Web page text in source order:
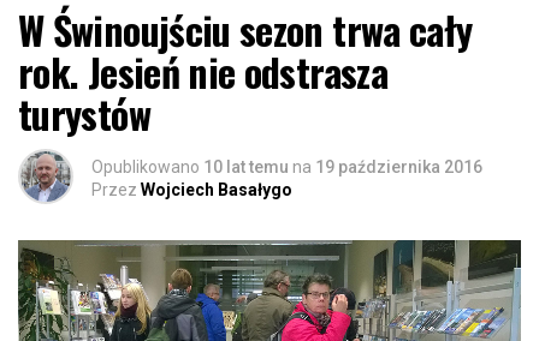
W Świnoujściu sezon trwa cały
rok. Jesień nie odstrasza
turystów
Opublikowano 10 lat temu na 19 października 2016
Przez Wojciech Basałygo